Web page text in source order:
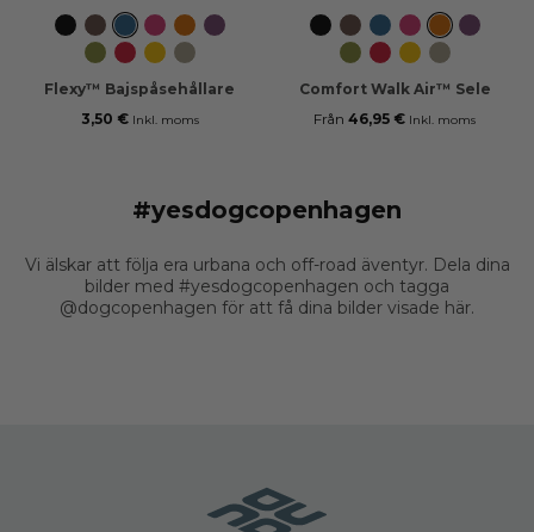
Svart MoccaOcean
Blue
Wild
Rose
Orange
Sun
Purple
Passion
Hunting
Green
Classic
Red
LemonDesert
Dune
Flexy™ Bajspåsehållare
3,50 € Inkl. moms
Svart MoccaOcean
Blue
Wild
Rose
Orange
Sun
Purple
Passion
Hunting
Green
Classic
Red
LemonDesert
Dune
Comfort Walk Air™ Sele
Från 46,95 € Inkl. moms
#yesdogcopenhagen
Vi älskar att följa era urbana och off-road äventyr. Dela dina
bilder med #yesdogcopenhagen och tagga
@dogcopenhagen för att få dina bilder visade här.